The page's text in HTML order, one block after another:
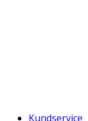
Kundservice